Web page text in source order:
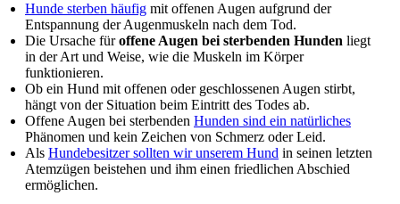
Hunde sterben häufig mit offenen Augen aufgrund der
Entspannung der Augenmuskeln nach dem Tod.
Die Ursache füroffene Augen bei sterbenden Hunden liegt
in der Art und Weise, wie die Muskeln im Körper
funktionieren.
Ob ein Hund mit offenen oder geschlossenen Augen stirbt,
hängt von der Situation beim Eintritt des Todes ab.
Offene Augen bei sterbenden Hunden sind ein natürliches
Phänomen und kein Zeichen von Schmerz oder Leid.
Als Hundebesitzer sollten wir unserem Hund in seinen letzten
Atemzügen beistehen und ihm einen friedlichen Abschied
ermöglichen.